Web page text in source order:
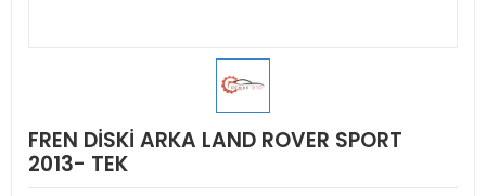
FREN DİSKİ ARKA LAND ROVER SPORT
2013- TEK